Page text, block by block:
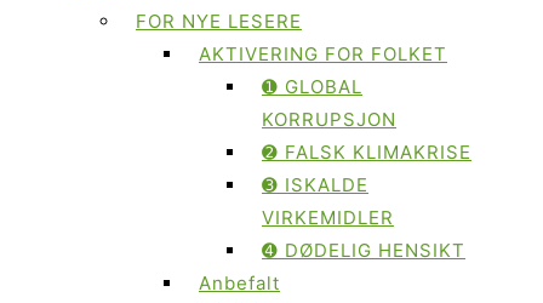
FOR NYE LESERE
AKTIVERING FOR FOLKET
➊ GLOBAL
KORRUPSJON
➋ FALSK KLIMAKRISE
➌ ISKALDE
VIRKEMIDLER
➍ DØDELIG HENSIKT
Anbefalt